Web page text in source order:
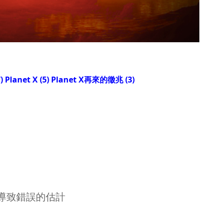
Planet X (5) Planet X再來的徵兆 (3)
致錯誤的估計